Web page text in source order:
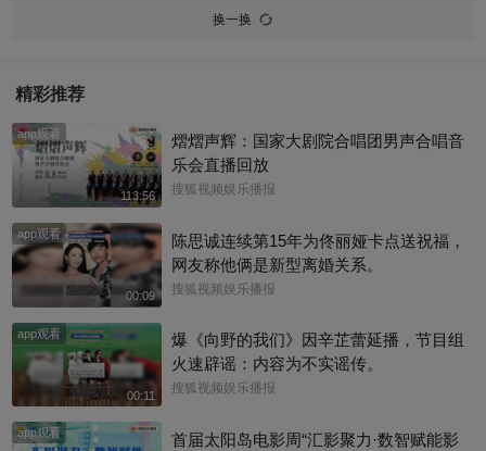
换一换
精彩推荐
app观看
113:56
熠熠声辉：国家大剧院合唱团男声合唱音
乐会直播回放
搜狐视频娱乐播报
app观看
00:09
陈思诚连续第15年为佟丽娅卡点送祝福，
网友称他俩是新型离婚关系。
搜狐视频娱乐播报
app观看
00:11
爆《向野的我们》因辛芷蕾延播，节目组
火速辟谣：内容为不实谣传。
搜狐视频娱乐播报
app观看
首届太阳岛电影周“汇影聚力·数智赋能影